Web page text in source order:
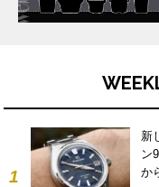
1
新
ン
か